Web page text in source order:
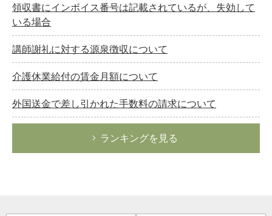
領収書にインボイス番号は記載されているが、失効して
いる場合
講師謝礼に対する源泉徴収について
介護休業給付の賃金月額について
外国送金で差し引かれた手数料の請求について
ランキングを見る